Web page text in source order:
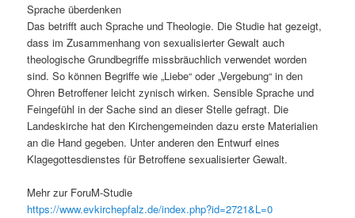
Sprache überdenken
Das betrifft auch Sprache und Theologie. Die Studie hat gezeigt,
dass im Zusammenhang von sexualisierter Gewalt auch
theologische Grundbegriffe missbräuchlich verwendet worden
sind. So können Begriffe wie „Liebe“ oder „Vergebung“ in den
Ohren Betroffener leicht zynisch wirken. Sensible Sprache und
Feingefühl in der Sache sind an dieser Stelle gefragt. Die
Landeskirche hat den Kirchengemeinden dazu erste Materialien
an die Hand gegeben. Unter anderen den Entwurf eines
Klagegottesdienstes für Betroffene sexualisierter Gewalt.
Mehr zur ForuM-Studie
https://www.evkirchepfalz.de/index.php?id=2721&L=0